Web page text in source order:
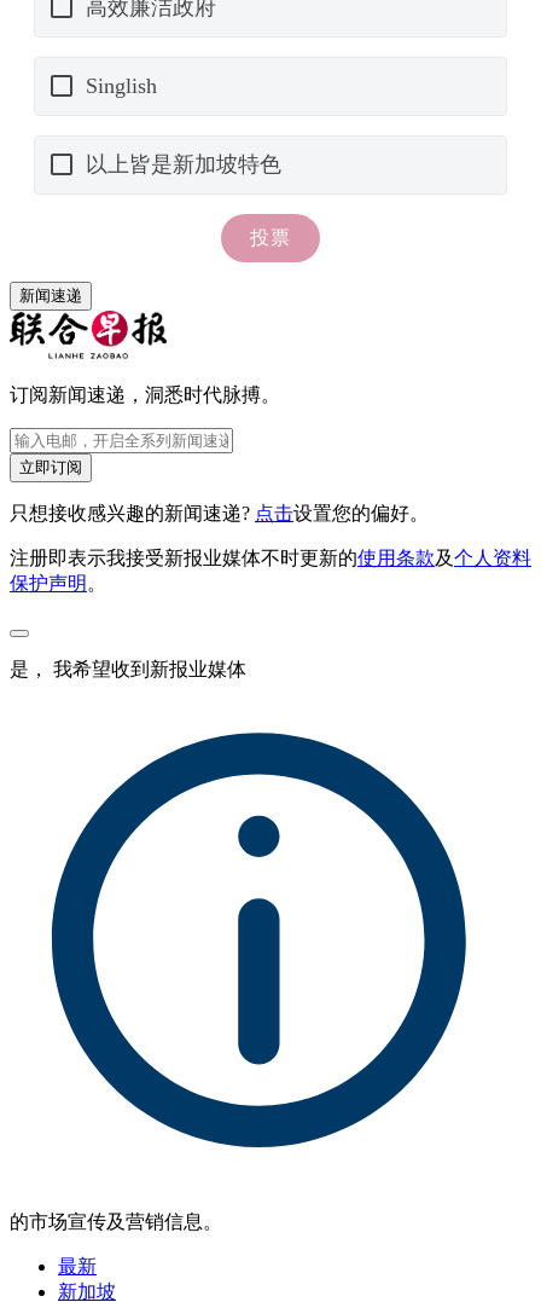
新闻速递
订阅新闻速递，洞悉时代脉搏。
立即订阅
只想接收感兴趣的新闻速递? 点击设置您的偏好。
注册即表示我接受新报业媒体不时更新的使用条款及个人资料
保护声明 。
是， 我希望收到新报业媒体
的市场宣传及营销信息。
最新
新加坡